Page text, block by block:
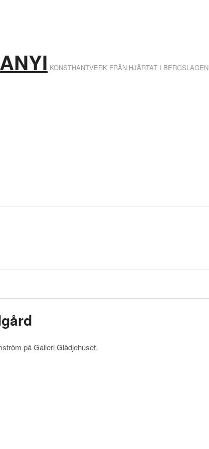
KONSTHANTVERK FRÅN HJÄRTAT I BERGSLAGEN
på Galleri Glädjehuset.